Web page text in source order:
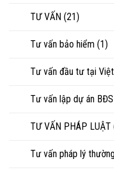
TƯ VẤN (21)
Tư vấn bảo hiểm (1)
Tư vấn đầu tư tại
Tư vấn lập dự án BĐS
TƯ VẤN PHÁP LUẬT
Tư vấn pháp lý